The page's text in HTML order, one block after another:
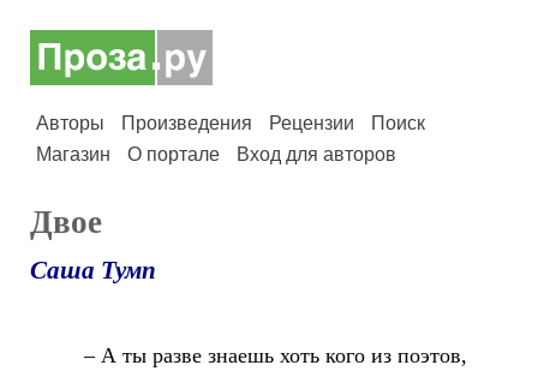
Авторы Произведения Рецензии
Поиск
Магазин
О портале Вход для авторов
Двое
Саша Тумп
– А ты разве знаешь хоть кого из поэтов,